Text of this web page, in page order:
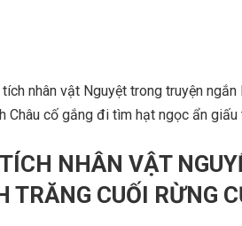
nhân vật Nguyệt trong truyện
Châu cố gắng đi tìm hạt ngọc ẩn giấu
NHÂN VẬT
TRĂNG CUỐI RỪNG